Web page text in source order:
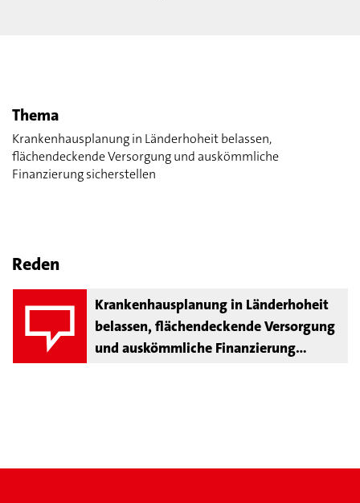
Thema
Krankenhausplanung in Länderhoheit belassen,
flächendeckende Versorgung und auskömmliche
Finanzierung sicherstellen
Reden
Krankenhausplanung in Länderhoheit
belassen, flächendeckende Versorgung
und auskömmliche Finanzierung